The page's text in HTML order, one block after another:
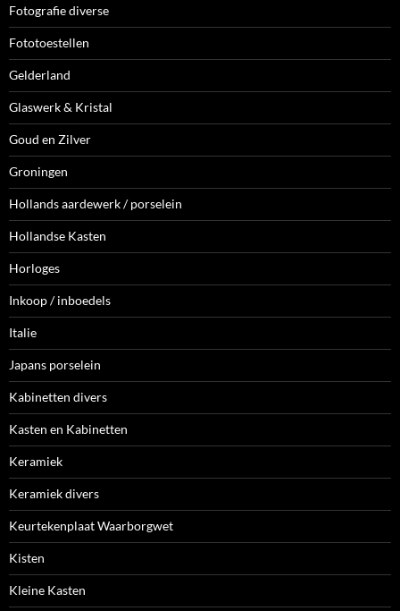
Fotografie diverse
Fototoestellen
Gelderland
Glaswerk & Kristal
Goud en Zilver
Groningen
Hollands aardewerk / porselein
Hollandse Kasten
Horloges
Inkoop / inboedels
Italie
Japans porselein
Kabinetten divers
Kasten en Kabinetten
Keramiek
Keramiek divers
Keurtekenplaat Waarborgwet
Kisten
Kleine Kasten